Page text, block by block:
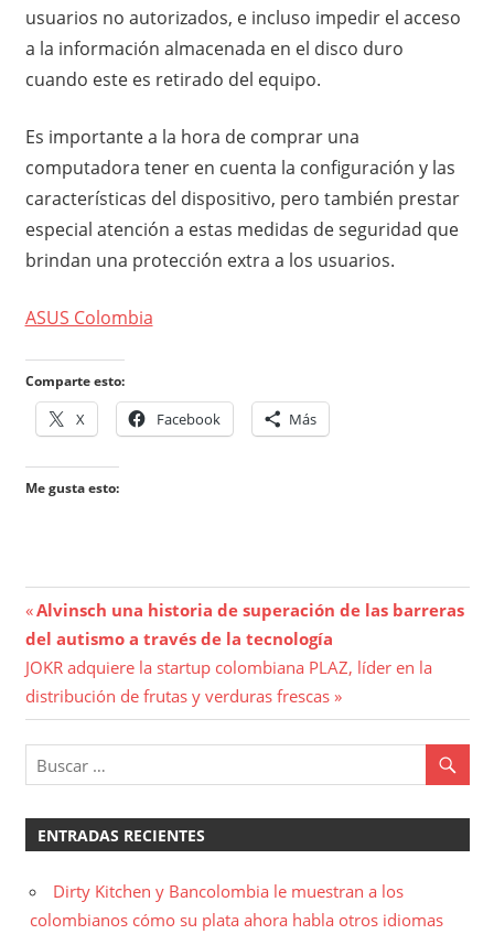
usuarios no autorizados, e incluso impedir el acceso
a la información almacenada en el disco duro
cuando este es retirado del equipo.
Es importante a la hora de comprar una
computadora tener en cuenta la configuración y las
características del dispositivo, pero también prestar
especial atención a estas medidas de seguridad que
brindan una protección extra a los usuarios.
ASUS Colombia
Comparte esto:
X Facebook Más
Me gusta esto:
Navegación
de
entradas
Entrada
anterior:
Alvinsch una historia de superación de las barreras
del autismo a través de la tecnología
Entrada
siguiente:
JOKR adquiere la startup colombiana PLAZ, líder en la
distribución de frutas y verduras frescas
ENTRADAS RECIENTES
Dirty Kitchen y Bancolombia le muestran a los
colombianos cómo su plata ahora habla otros idiomas